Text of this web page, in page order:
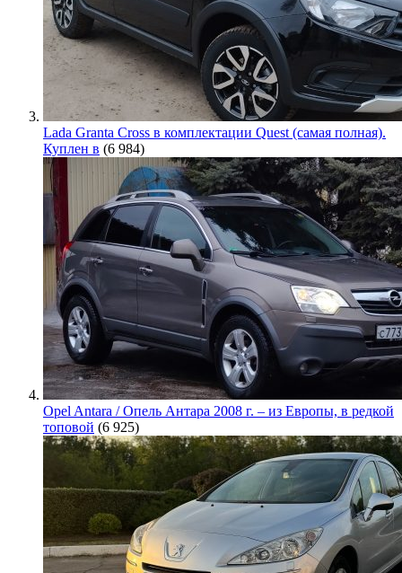
Lada Granta Cross в комплектации Quest (самая полная).
Куплен в (6 984)
Opel Antara / Опель Антара 2008 г. – из Европы, в редкой
топовой (6 925)